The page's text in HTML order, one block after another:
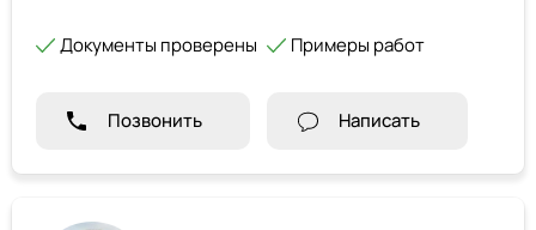
Документы проверены Примеры работ
Позвонить Написать